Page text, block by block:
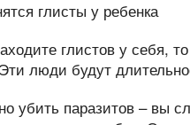
глистов у себя,
люди будут
убить паразитов – вы